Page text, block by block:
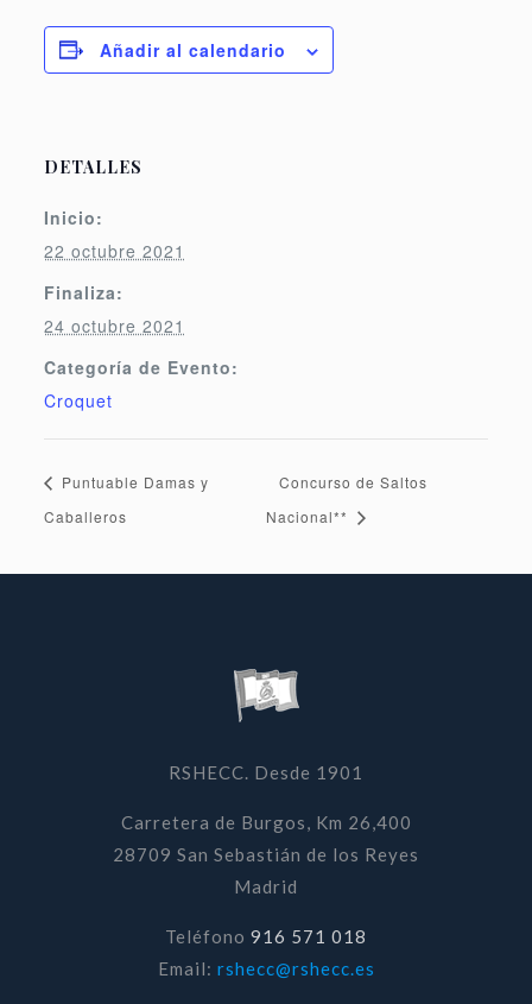
Añadir al calendario
DETALLES
Inicio:
22 octubre 2021
Finaliza:
24 octubre 2021
Categoría de Evento:
Croquet
Puntuable Damas y
Caballeros
Concurso de Saltos
Nacional**
RSHECC. Desde 1901
Carretera de Burgos, Km 26,400
28709 San Sebastián de los Reyes
Madrid
Teléfono 916 571 018
Email: rshecc@rshecc.es